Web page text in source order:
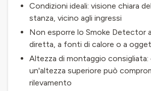
Condizioni ideali: visione chiara
stanza, vicino agli ingressi
Non esporre lo Smoke Detector
diretta, a fonti di calore o a
Altezza di montaggio consigliata:
un'altezza superiore può
rilevamento